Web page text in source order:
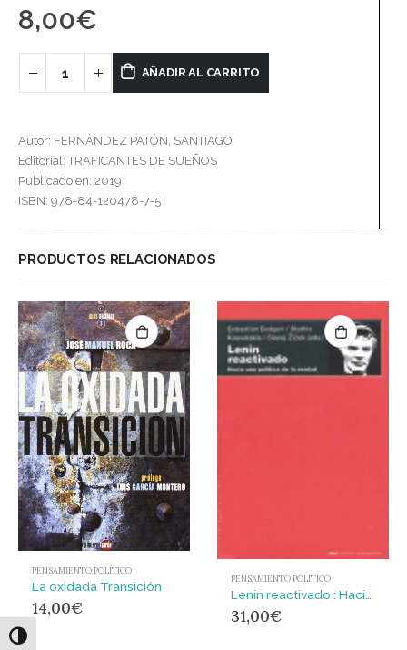
Alternar alto contraste
8,00€
AÑADIR AL CARRITO
Autor: FERNÁNDEZ PATÓN, SANTIAGO
Editorial: TRAFICANTES DE SUEÑOS
Publicado en: 2019
ISBN: 978-84-120478-7-5
PRODUCTOS RELACIONADOS
PENSAMIENTO POLÍTICO
La oxidada Transición
14,00€
PENSAMIENTO POLÍTICO
Lenin reactivado : Hacia una política de la verdad
31,00€